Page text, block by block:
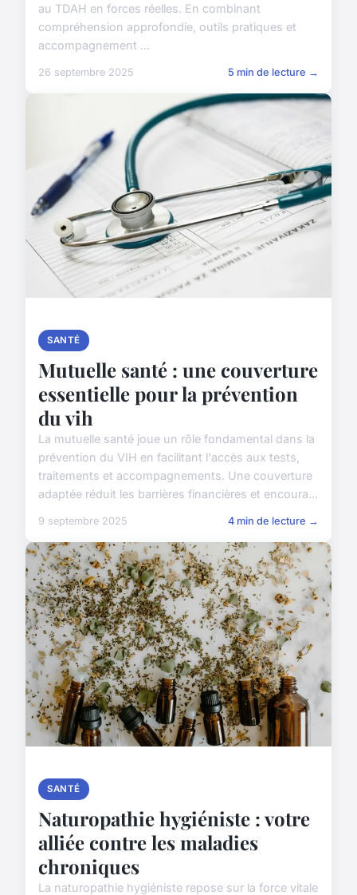
au TDAH en forces réelles. En combinant
compréhension approfondie, outils pratiques et
accompagnement ...
26 septembre 2025 5 min de lecture →
SANTÉ
Mutuelle santé : une couverture
essentielle pour la prévention
du vih
La mutuelle santé joue un rôle fondamental dans la
prévention du VIH en facilitant l'accès aux tests,
traitements et accompagnements. Une couverture
adaptée réduit les barrières financières et encoura...
9 septembre 2025 4 min de lecture →
SANTÉ
Naturopathie hygiéniste : votre
alliée contre les maladies
chroniques
La naturopathie hygiéniste repose sur la force vitale